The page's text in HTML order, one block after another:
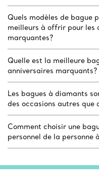
Quels modèles de bague
meilleurs à offrir pour les
marquantes?
Quelle est la meilleure
anniversaires marquants?
Les bagues à diamants
des occasions autres que
Comment choisir une
personnel de la personne